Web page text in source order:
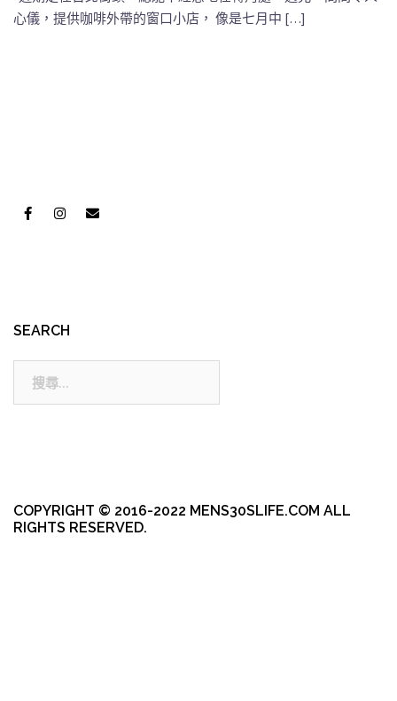
心儀，提供咖啡外帶的窗口小店， 像是七月中 […]
SEARCH
COPYRIGHT © 2016-2022 MENS30SLIFE.COM ALL
RIGHTS RESERVED.